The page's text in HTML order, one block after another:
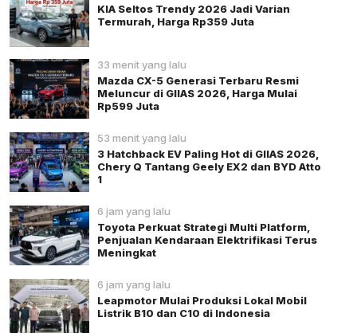
KIA Seltos Trendy 2026 Jadi Varian
Termurah, Harga Rp359 Juta
33 menit yang lalu
Mazda CX-5 Generasi Terbaru Resmi
Meluncur di GIIAS 2026, Harga Mulai
Rp599 Juta
53 menit yang lalu
3 Hatchback EV Paling Hot di GIIAS 2026,
Chery Q Tantang Geely EX2 dan BYD Atto
1
6 jam yang lalu
Toyota Perkuat Strategi Multi Platform,
Penjualan Kendaraan Elektrifikasi Terus
Meningkat
6 jam yang lalu
Leapmotor Mulai Produksi Lokal Mobil
Listrik B10 dan C10 di Indonesia